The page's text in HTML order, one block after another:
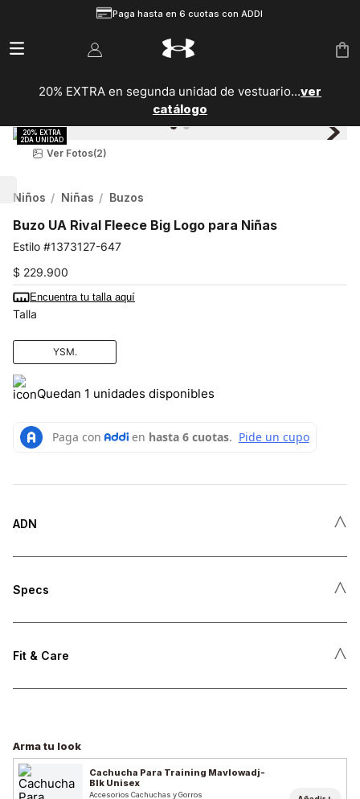
Paga hasta en 6 cuotas con ADDI
20% EXTRA en segunda unidad de vestuario...ver
catálogo
Ver Fotos(2)
Niños Niñas Buzos
Buzo UA Rival Fleece Big Logo para Niñas
1373127-647
$ 229.900
Encuentra tu talla aquí
Talla
YSM.
Quedan 1 unidades disponibles
ADN ˄
Specs ˄
Fit & Care ˄
Arma tu look
Cachucha Para Training Mavlowadj-
Blk Unisex
Accesorios Cachuchas y Gorros